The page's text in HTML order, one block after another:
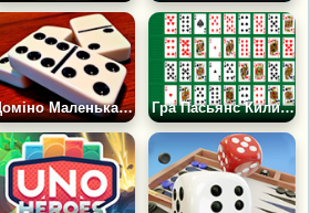
Доміно Маленька Арфа Гра Пасьянс Килимок: Паганіні